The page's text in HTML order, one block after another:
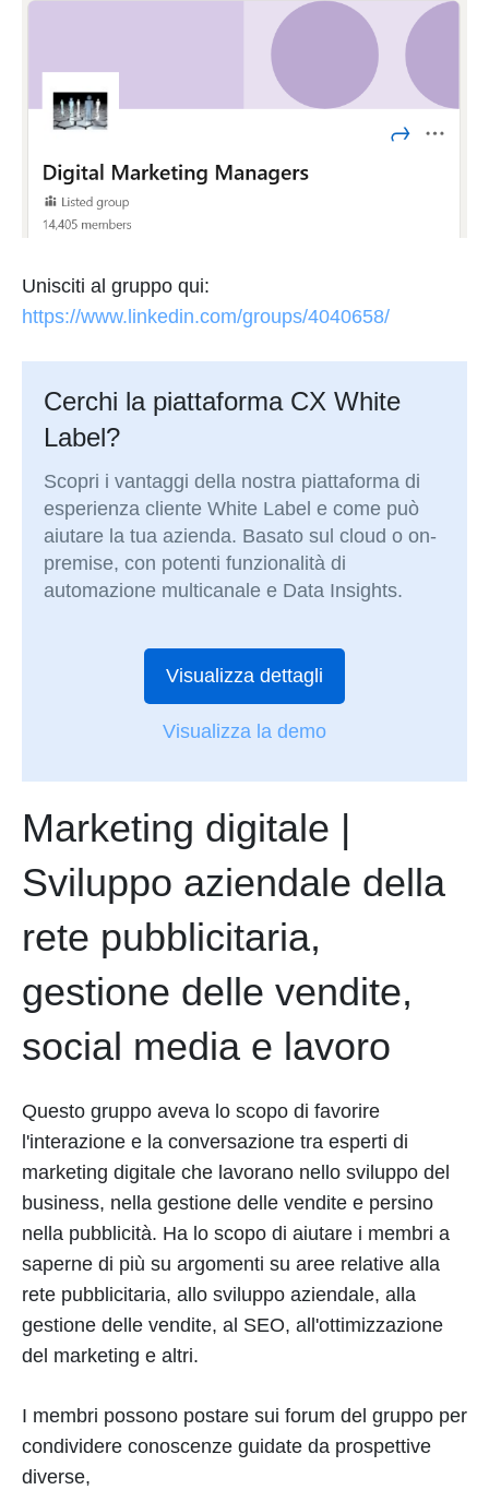
Unisciti al gruppo qui:
https://www.linkedin.com/groups/4040658/
Cerchi la piattaforma CX White
Label?
Scopri i vantaggi della nostra piattaforma di
esperienza cliente White Label e come può
aiutare la tua azienda. Basato sul cloud o on-
premise, con potenti funzionalità di
automazione multicanale e Data Insights.
Visualizza dettagli
Visualizza la demo
Marketing digitale |
Sviluppo aziendale della
rete pubblicitaria,
gestione delle vendite,
social media e lavoro
Questo gruppo aveva lo scopo di favorire
l'interazione e la conversazione tra esperti di
marketing digitale che lavorano nello sviluppo del
business, nella gestione delle vendite e persino
nella pubblicità. Ha lo scopo di aiutare i membri a
saperne di più su argomenti su aree relative alla
rete pubblicitaria, allo sviluppo aziendale, alla
gestione delle vendite, al SEO, all'ottimizzazione
del marketing e altri.
I membri possono postare sui forum del gruppo per
condividere conoscenze guidate da prospettive
diverse,